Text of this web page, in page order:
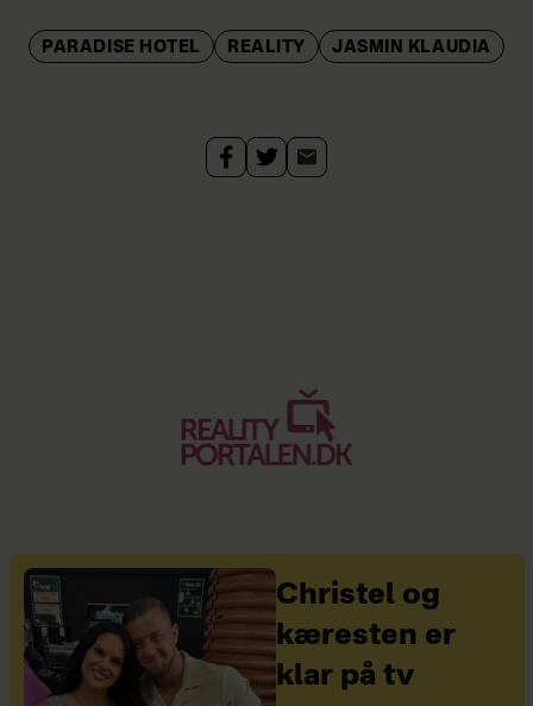
PARADISE HOTEL REALITY JASMIN KLAUDIA
Christel og
kæresten er
klar på tv